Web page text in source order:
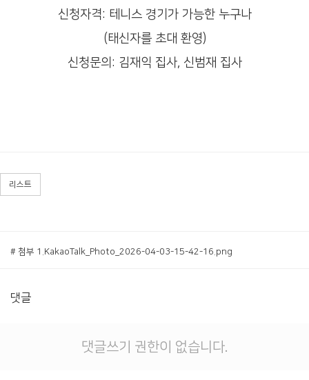
신청자격: 테니스 경기가 가능한 누구나
(태신자를 초대 환영)
신청문의: 김재익 집사, 신범재 집사
리스트
# 첨부 1.KakaoTalk_Photo_2026-04-03-15-42-16.png
댓글
댓글쓰기 권한이 없습니다.